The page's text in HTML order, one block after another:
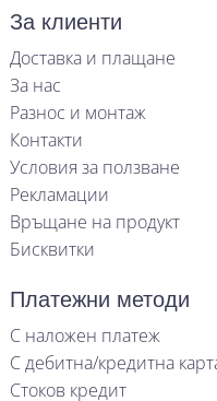
За клиенти
Доставка и плащане
За нас
Разнос и монтаж
Контакти
Условия за ползване
Рекламации
Връщане на продукт
Бисквитки
Платежни методи
С наложен платеж
С дебитна/кредитна
Стоков кредит